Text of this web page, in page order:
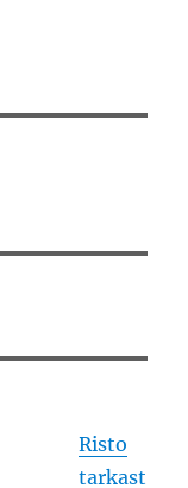
Risto
tarkast